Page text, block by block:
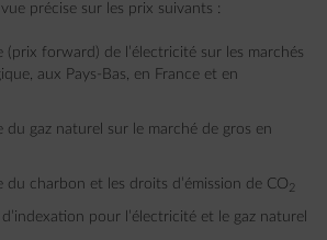
précise sur les prix suivants :
(prix forward) de l’électricité sur les marchés
aux Pays-Bas, en France et en
du gaz naturel sur le marché de gros en
du charbon et les droits d’émission de CO 2
d’indexation pour l’électricité et le gaz naturel